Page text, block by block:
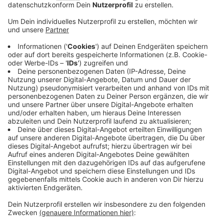
Der 48-Jährige will demnach u.a. die Verwaltung
abends öffnen, ein neues Amt für Klimaschutz,
Wirtschaft, Landwirtschaft, EU und Nachhaltigkeit
sowie eine Koordinierungsstelle für Anregungen
einführen. Am 27. November wird im Kreis Kleve ein
neuer Landrat gewählt. Bereits vor 2 Jahren hatte
Winkmann für das Landratsamt kandidiert und konnte
damals vor allem im Süden des Klever Kreisgebietes
viele Stimmen holen. In einer Stichwahl mit Peter
Driessen konnte sich dann aber Silke Gorißen von der
CDU durchsetzen. Sie ist seit dem 29. Juni Ministerin
für Landwirtschaft und Verbraucherschutz des Landes
Nordrhein-Westfalen.
Anzeige